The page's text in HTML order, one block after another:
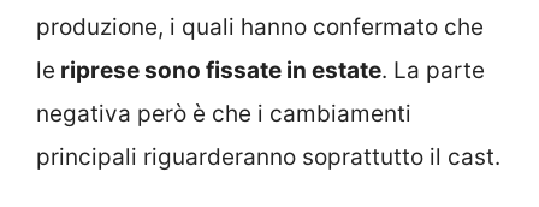
produzione, i quali hanno confermato che
le riprese sono fissate in estate. La parte
negativa però è che i cambiamenti
principali riguarderanno soprattutto il cast.